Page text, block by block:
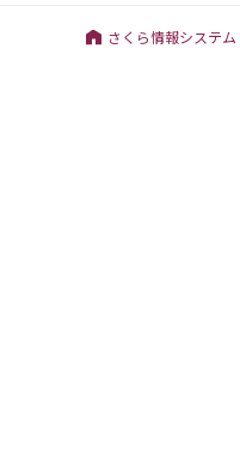
さくら情報システム